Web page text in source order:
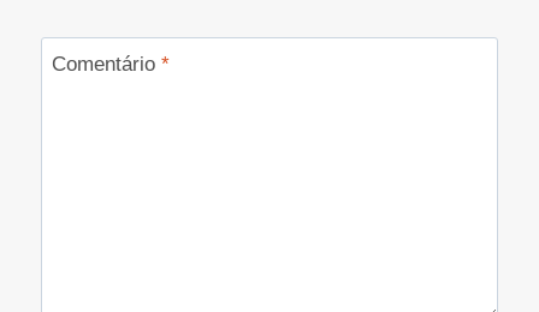
Comentário *